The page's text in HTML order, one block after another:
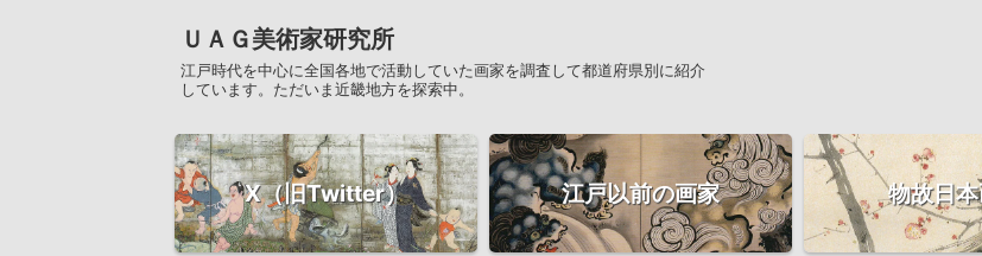
ＵＡＧ美術家研究所
江戸時代を中心に全国各地で活動していた画家を調査して都道府県別に紹介
しています。ただいま近畿地方を探索中。
X（旧Twitter） 江戸以前の画家 物故日